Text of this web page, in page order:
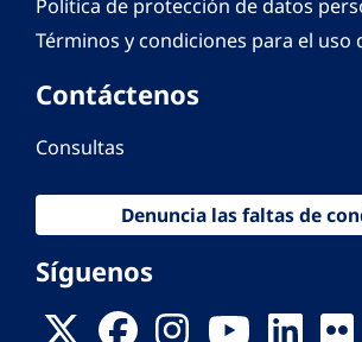
Política de protección de datos
Términos y condiciones para el uso
Contáctenos
Consultas
Denuncia las faltas de
Síguenos